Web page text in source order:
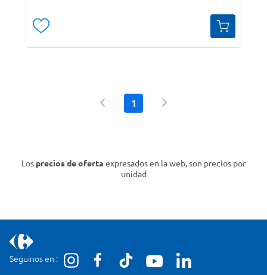
1
Los precios de oferta expresados en la web, son precios por
unidad
Seguinos en :